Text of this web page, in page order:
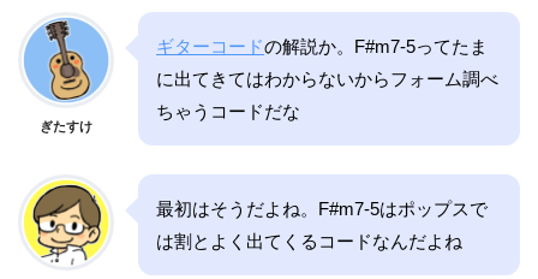
ぎたすけ
ギターコードの解説か。F#m7-5ってたま
に出てきてはわからないからフォーム調べ
ちゃうコードだな
最初はそうだよね。F#m7-5はポップスで
は割とよく出てくるコードなんだよね